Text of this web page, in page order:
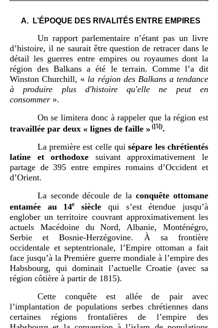
A. L’ÉPOQUE DES RIVALITÉS ENTRE EMPIRES
Un rapport parlementaire n’étant pas un livre
d’histoire, il ne saurait être question de retracer dans le
détail les guerres entre empires ou royaumes dont la
région des Balkans a été le terrain. Comme l’a dit
Winston Churchill, « la région des Balkans a tendance
à produire plus d'histoire qu'elle ne peut en
consommer ».
On se limitera donc à rappeler que la région est
travaillée par deux « lignes de faille » ([5]).
La première est celle qui sépare les chrétientés
latine et orthodoxe suivant approximativement le
partage de 395 entre empires romains d’Occident et
d’Orient.
La seconde découle de la conquête ottomane
entamée au 14e siècle qui s’est étendue jusqu’à
englober un territoire couvrant approximativement les
actuels Macédoine du Nord, Albanie, Monténégro,
Serbie et Bosnie-Herzégovine. À sa frontière
occidentale et septentrionale, l’Empire ottoman a fait
face jusqu’à la Première guerre mondiale à l’empire des
Habsbourg, qui dominait l’actuelle Croatie (avec sa
région côtière à partir de 1815).
Cette conquête est allée de pair avec
l’implantation de populations serbes chrétiennes dans
certaines régions frontalières de l’empire des